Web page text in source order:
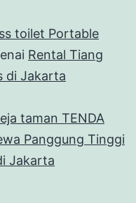
toilet Portable
Rental Tiang
di Jakarta
taman TENDA
Panggung Tinggi
Jakarta